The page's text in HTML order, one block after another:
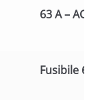
63 A – AC3
Fusibile 6 A